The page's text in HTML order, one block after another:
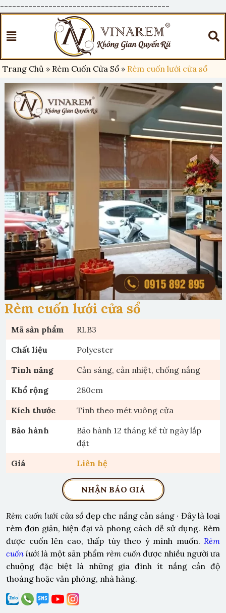
------------------------------------------
Trang Chủ » Rèm Cuốn Cửa Sổ » Rèm cuốn lưới cửa sổ
Rèm cuốn lưới cửa sổ
Mã sản phẩm
RLB3
Chất liệu
Polyester
Tính năng
Cản sáng, cản nhiệt, chống nắng
Khổ rộng
280cm
Kích thước
Tính theo mét vuông cửa
Bảo hành
Bảo hành 12 tháng kể từ ngày lắp
đặt
Giá
Liên hệ
NHẬN BÁO GIÁ
Rèm cuốn lưới cửa sổ đẹp che nắng cản sáng · Đây là loại
rèm đơn giản, hiện đại và phong cách dễ sử dụng. Rèm
được cuốn lên cao, thấp tùy theo ý mình muốn. Rèm
cuốn lưới là một sản phẩm rèm cuốnđược nhiều người ưa
chuộng đặc biệt là những gia đình ít nắng cần độ
thoáng hoặc văn phòng, nhà hàng.